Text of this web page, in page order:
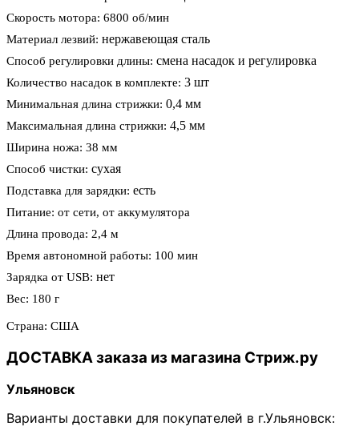
Скорость мотора: 6800 об/мин
Материал лезвий: нержавеющая сталь
Способ регулировки длины: смена насадок и регулировка
Количество насадок в комплекте: 3 шт
Минимальная длина стрижки: 0,4 мм
Максимальная длина стрижки: 4,5 мм
Ширина ножа: 38 мм
Способ чистки: сухая
Подставка для зарядки: есть
Питание: от сети, от аккумулятора
Длина провода: 2,4 м
Время автономной работы: 100 мин
Зарядка от USB: нет
Вес: 180 г
Страна: США
ДОСТАВКА заказа из магазина Стриж.ру
Ульяновск
Варианты доставки для покупателей в г.Ульяновск: